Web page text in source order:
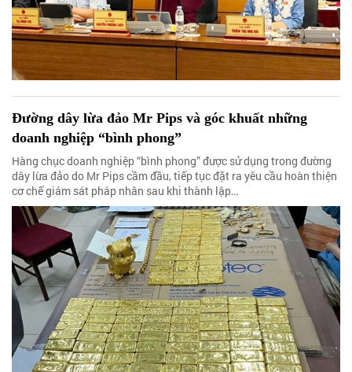
Đường dây lừa đảo Mr Pips và góc khuất những
doanh nghiệp “bình phong”
Hàng chục doanh nghiệp “bình phong” được sử dụng trong đường
dây lừa đảo do Mr Pips cầm đầu, tiếp tục đặt ra yêu cầu hoàn thiện
cơ chế giám sát pháp nhân sau khi thành lập…